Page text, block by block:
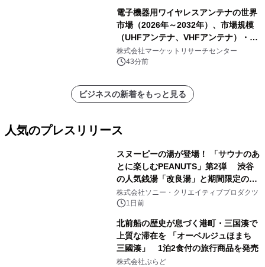
電子機器用ワイヤレスアンテナの世界
市場（2026年～2032年）、市場規模
（UHFアンテナ、VHFアンテナ）・分
析レポートを発表
株式会社マーケットリサーチセンター
43分前
ビジネスの新着をもっと見る
人気のプレスリリース
スヌーピーの湯が登場！ 「サウナのあ
とに楽しむPEANUTS」第2弾 渋谷
の人気銭湯「改良湯」と期間限定のコ
ラボレーション サウナイキタイコラ
ボグッズも発売決定！
株式会社ソニー・クリエイティブプロダクツ
1日前
北前船の歴史が息づく港町・三国湊で
上質な滞在を 「オーベルジュほまち
三國湊」 1泊2食付の旅行商品を発売
株式会社ぷらど